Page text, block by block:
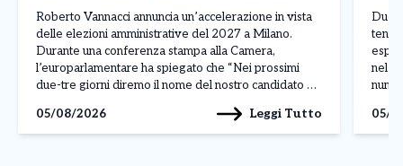
detto
Roberto Vannacci annuncia un’accelerazione in vista
delle elezioni amministrative del 2027 a Milano.
Durante una conferenza stampa alla Camera,
l’europarlamentare ha spiegato che “Nei prossimi
due-tre giorni diremo il nome del nostro candidato al
Calabria e ci stiamo pensando”, confermando che
Futuro Nazionale presenterà un proprio […]
05/08/2026 Leggi Tutto
Due
nel
05/